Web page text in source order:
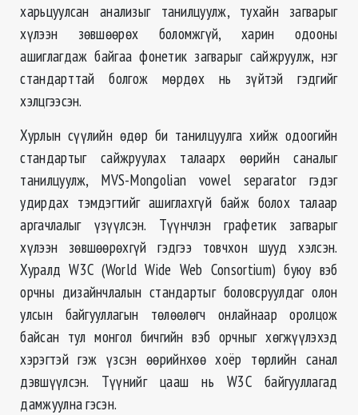
харьцуулсан анализыг танилцуулж, тухайн загварыг
хүлээн зөвшөөрөх боломжгүй, харин одооны
ашиглагдаж байгаа фонетик загварыг сайжруулж, нэг
стандарттай болгож мөрдөх нь зүйтэй гэдгийг
хэлцгээсэн.
Хурлын сүүлийн өдөр би танилцуулга хийж одоогийн
стандартыг сайжруулах талаарх өөрийн саналыг
танилцуулж, MVS-Mongolian vowel separator гэдэг
удирдах тэмдэгтийг ашиглахгүй байж болох талаар
аргачлалыг үзүүлсэн. Түүнчлэн графетик загварыг
хүлээн зөвшөөрөхгүй гэдгээ товчхон шууд хэлсэн.
Хуралд W3C (World Wide Web Consortium) буюу вэб
орчны дизайнчлалын стандартыг боловсруулдаг олон
улсын байгууллагын төлөөлөгч онлайнаар оролцож
байсан тул монгол бичгийн вэб орчныг хөгжүүлэхэд
хэрэгтэй гэж үзсэн өөрийнхөө хоёр төрлийн санал
дэвшүүлсэн. Түүнийг цааш нь W3C байгууллагад
дамжуулна гэсэн.